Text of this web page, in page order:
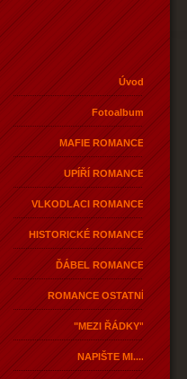
Úvod
Fotoalbum
MAFIE ROMANCE
UPÍŘÍ ROMANCE
VLKODLACI ROMANCE
HISTORICKÉ ROMANCE
ĎÁBEL ROMANCE
ROMANCE OSTATNÍ
"MEZI ŘÁDKY"
NAPIŠTE MI....